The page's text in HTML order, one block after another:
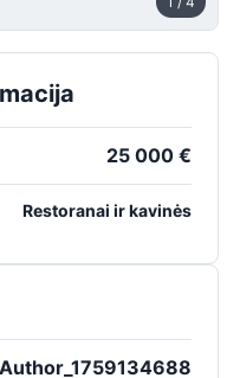
25 000 €
Restoranai ir kavinės
Author_1759134688